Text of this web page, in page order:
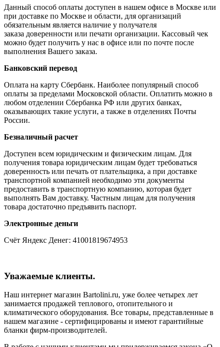
Данный способ оплаты доступен в нашем офисе в Москве или
при доставке по Москве и области, для организаций
обязательным является наличие у получателя
заказа доверенности или печати организации. Кассовый чек
можно будет получить у нас в офисе или по почте после
выполнения Вашего заказа.
Банковский перевод
Оплата на карту Сбербанк. Наиболее популярный способ
оплаты за пределами Московской области. Оплатить можно в
любом отделении Сбербанка РФ или других банках,
оказывающих такие услуги, а также в отделениях Почты
России.
Безналичный расчет
Доступен всем юридическим и физическим лицам. Для
получения товара юридическим лицам будет требоваться
доверенность или печать от плательщика, а при доставке
транспортной компанией необходимо эти документы
предоставить в транспортную компанию, которая будет
выполнять Вам доставку. Частным лицам для получения
товара достаточно предъявить паспорт.
Электронные деньги
Счёт Яндекс Денег: 41001819674953
Уважаемые клиенты.
Наш интернет магазин Bartolini.ru, уже более четырех лет
занимается продажей теплового, отопительного и
климатического оборудования. Все товары, представленные в
нашем магазине - сертифицированы и имеют гарантийные
бланки фирм-производителей.